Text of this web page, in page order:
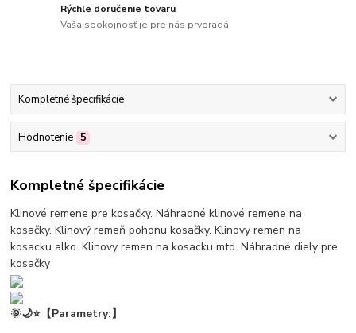
Rýchle doručenie tovaru
Vaša spokojnosť je pre nás prvoradá
Kompletné špecifikácie
Hodnotenie 5
Kompletné špecifikácie
Klinové remene pre kosačky. Náhradné klinové remene na
kosačky. Klinový remeň pohonu kosačky. Klinovy remen na
kosacku alko. Klinovy remen na kosacku mtd. Náhradné diely pre
kosačky
🌞🌙⭐【Parametry:】